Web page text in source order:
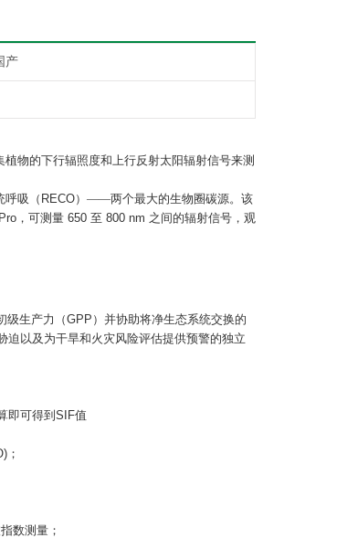
产
物的下行辐照度和上行反射太阳辐射信号来测
呼吸（ RECO）——两个最大的生物圈碳源。该
，可测量 650 至 800 nm 之间的辐射信号，观
级生产力（GPP ）并协助将净生态系统交换的
以及为干旱和火灾风险评估提供预警的独立
即可得到 SIF值
；
数测量；